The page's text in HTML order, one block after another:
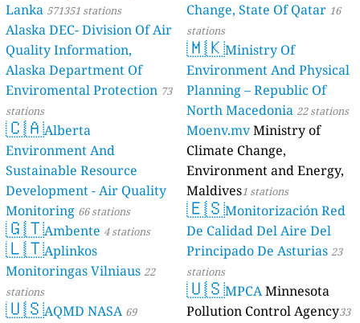
Lanka 571351 stations
Alaska DEC- Division Of Air
Quality Information,
Alaska Department Of
Enviromental Protection 73
stations
🇨🇦Alberta
Environment And
Sustainable Resource
Development - Air Quality
Monitoring 66 stations
🇬🇹Ambente 4 stations
🇱🇹Aplinkos
Monitoringas Vilniaus 22
stations
🇺🇸AQMD NASA 69
Change, State Of Qatar 16
stations
🇲🇰Ministry Of
Environment And Physical
Planning – Republic Of
North Macedonia 22 stations
Moenv.mvMinistry of
Climate Change,
Environment and Energy,
Maldives1 stations
🇪🇸Monitorización Red
De Calidad Del Aire Del
Principado De Asturias 23
stations
🇺🇸MPCAMinnesota
Pollution Control Agency33